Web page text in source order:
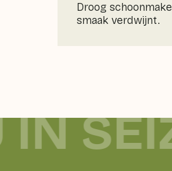
Droog
smaak verdwijnt.